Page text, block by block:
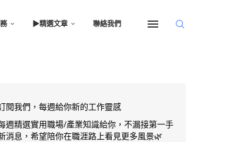
▶︎精選文章 聯絡我們
閱我們，每週給你新的工作靈感
週精選實用職場/產業知識給你，不漏接第一手
消息，希望陪你在職涯路上看見更多風景🌿